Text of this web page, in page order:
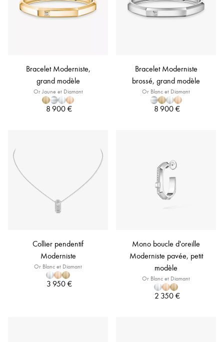
Bracelet Moderniste,
grand modèle
Or Jaune et Diamant
8 900 €
Bracelet Moderniste
brossé, grand modèle
Or Blanc et Diamant
8 900 €
Collier pendentif
Moderniste
Or Blanc et Diamant
3 950 €
Mono boucle d'oreille
Moderniste pavée, petit
modèle
Or Blanc et Diamant
2 350 €